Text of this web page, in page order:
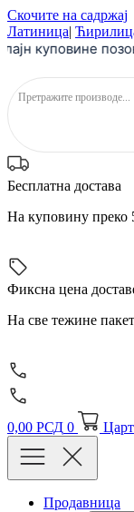
Скочите на садржај
Латиница|
Бесплатна достава
На куповину преко
Фиксна цена
На све тежине
0,00 РСД 0 Царт
Продавница